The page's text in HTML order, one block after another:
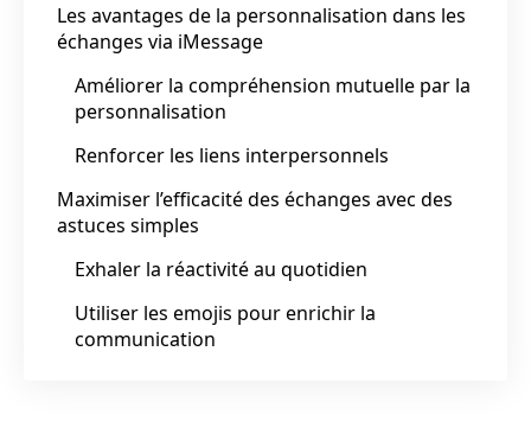
Les avantages de la personnalisation dans les
échanges via iMessage
Améliorer la compréhension mutuelle par la
personnalisation
Renforcer les liens interpersonnels
Maximiser l’efficacité des échanges avec des
astuces simples
Exhaler la réactivité au quotidien
Utiliser les emojis pour enrichir la
communication